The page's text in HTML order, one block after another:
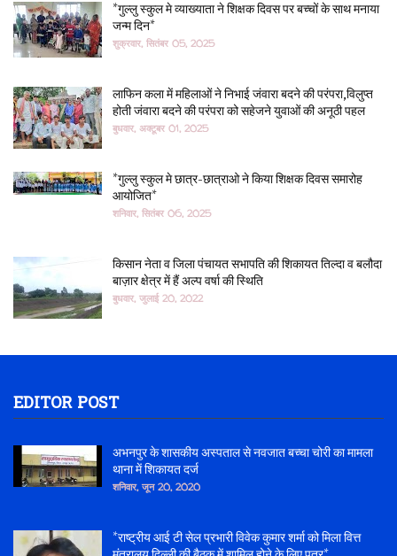
*गुल्लु स्कुल मे व्याख्याता ने शिक्षक दिवस पर बच्चों के साथ मनाया
जन्म दिन*
शुक्रवार, सितंबर 05, 2025
लाफिन कला में महिलाओं ने निभाई जंवारा बदने की परंपरा,विलुप्त
होती जंवारा बदने की परंपरा को सहेजने युवाओं की अनूठी पहल
बुधवार, अक्टूबर 01, 2025
*गुल्लु स्कुल मे छात्र-छात्राओ ने किया शिक्षक दिवस समारोह
आयोजित*
शनिवार, सितंबर 06, 2025
किसान नेता व जिला पंचायत सभापति की शिकायत तिल्दा व बलौदा
बाज़ार क्षेत्र में हैं अल्प वर्षा की स्थिति
बुधवार, जुलाई 20, 2022
EDITOR POST
अभनपुर के शासकीय अस्पताल से नवजात बच्चा चोरी का मामला
थाना में शिकायत दर्ज
शनिवार, जून 20, 2020
*राष्ट्रीय आई टी सेल प्रभारी विवेक कुमार शर्मा को मिला वित्त